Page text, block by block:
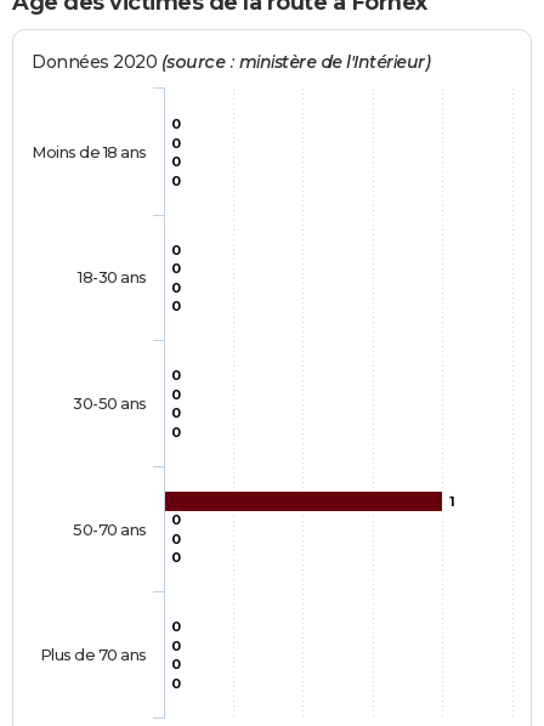
Données 2020 (source : ministère de l'Intérieur)
0
0
0
1
0
0
0
0
0
0
0
0
0
0
0
0
0
0
0
0
Moins de 18 ans
18-30 ans
30-50 ans
50-70 ans
Plus de 70 ans